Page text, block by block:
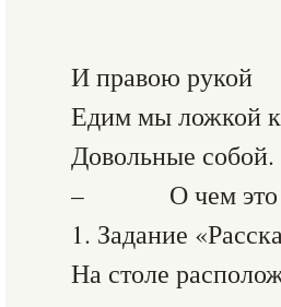
И правою рукой
Едим мы ложкой
Довольные собой.
– О чем это
1. Задание
На столе